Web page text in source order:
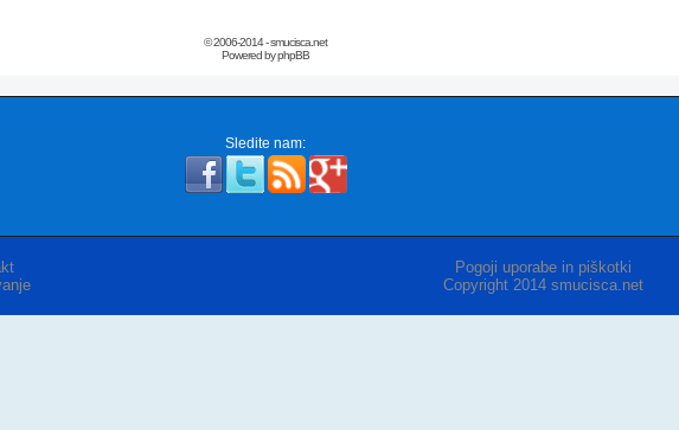
© 2006-2014 - smucisca.net
Powered by phpBB
Sledite nam:
Pogoji uporabe in piškotki
Copyright 2014 smucisca.net